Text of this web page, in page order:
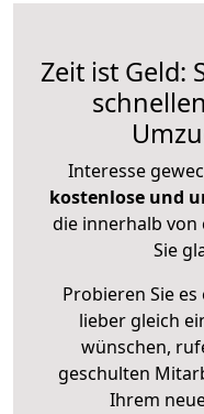
Zeit ist Geld:
Interesse
kostenlose und
die innerhalb von
Sie
Probieren Sie
lieber gleich
wünschen,
geschulten
Ihrem